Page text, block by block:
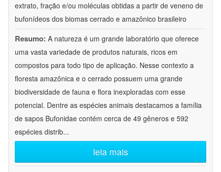
extrato, fração e/ou moléculas obtidas a partir de veneno de
bufonídeos dos biomas cerrado e amazônico brasileiro
Resumo: A natureza é um grande laboratório que oferece
uma vasta variedade de produtos naturais, ricos em
compostos para todo tipo de aplicação. Nesse contexto a
floresta amazônica e o cerrado possuem uma grande
biodiversidade de fauna e flora inexploradas com esse
potencial. Dentre as espécies animais destacamos a família
de sapos Bufonidae contém cerca de 49 gêneros e 592
espécies distrib...
leia mais